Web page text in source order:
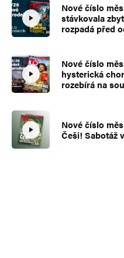
Nové číslo
stávkovala
rozpadá před
Nové číslo
hysterická
rozebírá na
Nové číslo
Češi! Sabotáž